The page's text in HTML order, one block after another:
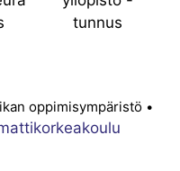
oppimisympäristö •